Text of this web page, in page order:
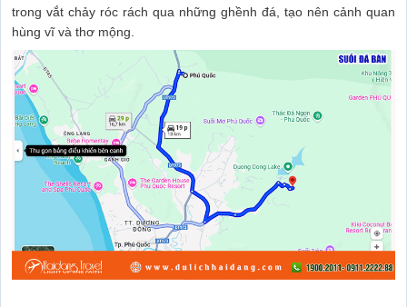
trong vắt chảy róc rách qua những ghềnh đá, tạo nên cảnh quan
hùng vĩ và thơ mộng.